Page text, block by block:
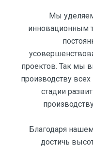
Мы
инновационным
проектов. Так мы
производству
стадии
Благодаря
достичь